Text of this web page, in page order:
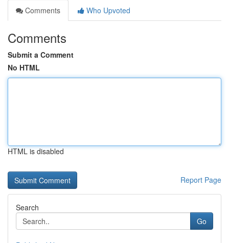
Comments
Who Upvoted
Comments
Submit a Comment
No HTML
HTML is disabled
Report Page
Search
Go